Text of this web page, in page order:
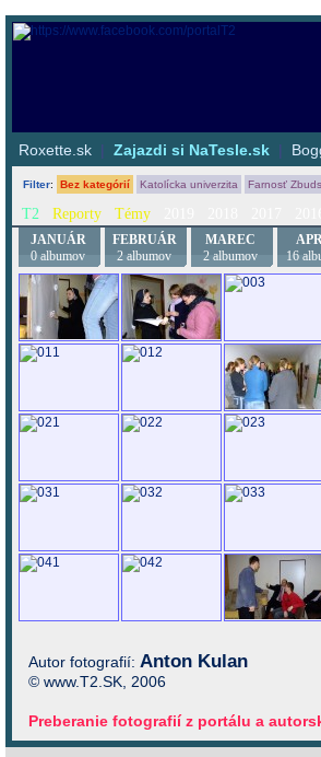
Roxette.sk | Zajazdi si NaTesle.sk |
Filter: Bez kategórií Katolícka univerzita Farnosť
T2 Reporty Témy
JANUÁR
0 albumov
FEBRUÁR
2 albumov
MAREC
2 albumov
16
Autor fotografií: Anton Kulan
© www.T2.SK, 2006
Preberanie fotografií z portálu a